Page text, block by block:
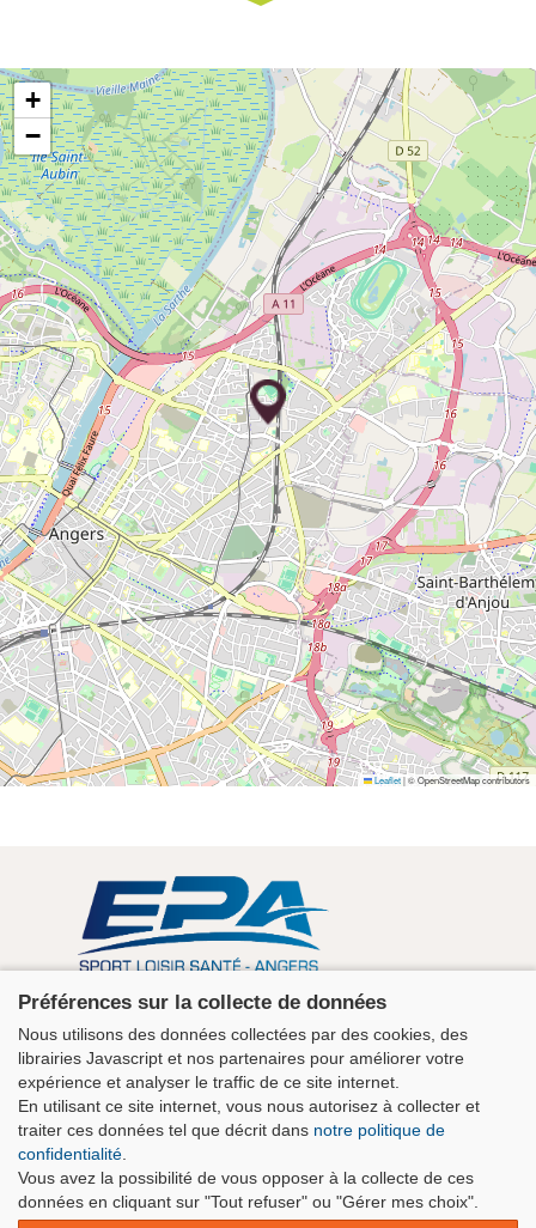
+
−
Leaflet|© OpenStreetMap contributors
+33 2 41 43 06 63
contact@clubepa.fr
Préférences sur la collecte de données
Nous utilisons des données collectées par des cookies, des
librairies Javascript et nos partenaires pour améliorer votre
expérience et analyser le traffic de ce site internet.
En utilisant ce site internet, vous nous autorisez à collecter et
traiter ces données tel que décrit dans notre politique de
confidentialité
Vous avez la possibilité de vous opposer à la collecte de ces
données en cliquant sur "Tout refuser" ou "Gérer mes choix".